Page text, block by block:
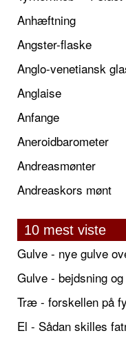
Anhæftning
Angster-flaske
Anglo-venetiansk
Anglaise
Anfange
Aneroidbarometer
Andreasmønter
Andreaskors mønt
10 mest viste
Gulve - nye gulve
Gulve - bejdsning
Træ - forskellen på
El - Sådan skilles